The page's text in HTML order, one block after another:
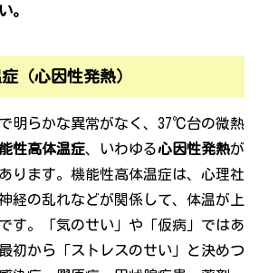
。
（心因性発熱）
明らかな異常がなく、37℃台の微熱
性高体温症、いわゆる心因性発熱が
ります。機能性高体温症は、心理社
経の乱れなどが関係して、体温が上
す。「気のせい」や「仮病」ではあ
初から「ストレスのせい」と決めつ